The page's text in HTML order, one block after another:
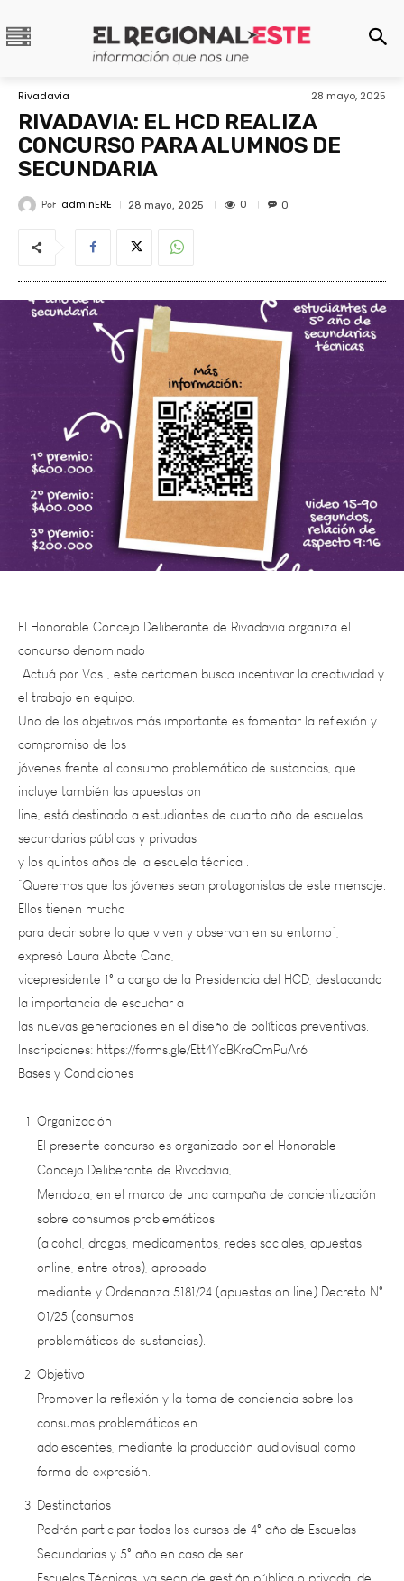
Rivadavia 28 mayo, 2025
RIVADAVIA: EL HCD REALIZA
CONCURSO PARA ALUMNOS DE
SECUNDARIA
Por adminERE 28 mayo, 2025 0 0
El Honorable Concejo Deliberante de Rivadavia organiza el
concurso denominado
“Actuá por Vos”, este certamen busca incentivar la creatividad y
el trabajo en equipo.
Uno de los objetivos más importante es fomentar la reflexión y
compromiso de los
jóvenes frente al consumo problemático de sustancias, que
incluye también las apuestas on
line, está destinado a estudiantes de cuarto año de escuelas
secundarias públicas y privadas
y los quintos años de la escuela técnica .
“Queremos que los jóvenes sean protagonistas de este mensaje.
Ellos tienen mucho
para decir sobre lo que viven y observan en su entorno”,
expresó Laura Abate Cano,
vicepresidente 1° a cargo de la Presidencia del HCD, destacando
la importancia de escuchar a
las nuevas generaciones en el diseño de políticas preventivas.
Inscripciones: https://forms.gle/Ett4YaBKraCmPuAr6
Bases y Condiciones
Organización
El presente concurso es organizado por el Honorable
Concejo Deliberante de Rivadavia,
Mendoza, en el marco de una campaña de concientización
sobre consumos problemáticos
(alcohol, drogas, medicamentos, redes sociales, apuestas
online, entre otros), aprobado
mediante y Ordenanza 5181/24 (apuestas on line) Decreto N°
01/25 (consumos
problemáticos de sustancias).
Objetivo
Promover la reflexión y la toma de conciencia sobre los
consumos problemáticos en
adolescentes, mediante la producción audiovisual como
forma de expresión.
Destinatarios
Podrán participar todos los cursos de 4° año de Escuelas
Secundarias y 5° año en caso de ser
Escuelas Técnicas, ya sean de gestión pública o privada, de